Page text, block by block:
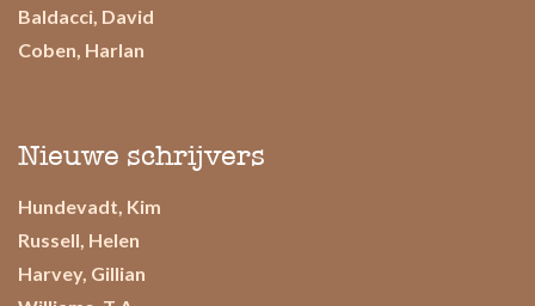
Baldacci, David
Coben, Harlan
Nieuwe schrijvers
Hundevadt, Kim
Russell, Helen
Harvey, Gillian